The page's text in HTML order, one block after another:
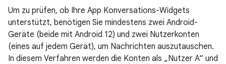
Um zu prüfen, ob Ihre App Konversations-Widgets
unterstützt, benötigen Sie mindestens zwei Android-
Geräte (beide mit Android 12) und zwei Nutzerkonten
(eines auf jedem Gerät), um Nachrichten auszutauschen.
In diesem Verfahren werden die Konten als „Nutzer A“ und